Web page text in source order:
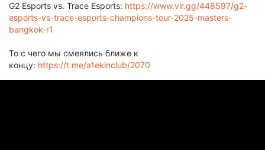
G2 Esports vs. Trace Esports: https://www.vlr.gg/448597/g2-
esports-vs-trace-esports-champions-tour-2025-masters-
bangkok-r1
То с чего мы смеялись ближе к
концу: https://t.me/a1ekinclub/2070